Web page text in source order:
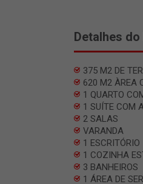
Detalhes
375 M2 DE
620 M2 ÀREA
1 QUARTO
1 SUÍTE COM
2 SALAS
VARANDA
1 ESCRITÓRIO
1 COZINHA
3 BANHEIROS
1 ÁREA DE